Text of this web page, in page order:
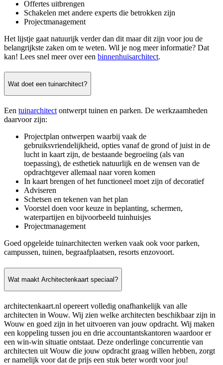
Offertes uitbrengen
Schakelen met andere experts die betrokken zijn
Projectmanagement
Het lijstje gaat natuurijk verder dan dit maar dit zijn voor jou de
belangrijkste zaken om te weten. Wil je nog meer informatie? Dat
kan! Lees snel meer over een binnenhuisarchitect.
Wat doet een tuinarchitect?
Een tuinarchitect ontwerpt tuinen en parken. De werkzaamheden
daarvoor zijn:
Projectplan ontwerpen waarbij vaak de
gebruiksvriendelijkheid, opties vanaf de grond of juist in de
lucht in kaart zijn, de bestaande begroeiing (als van
toepassing), de esthetiek natuurlijk en de wensen van de
opdrachtgever allemaal naar voren komen
In kaart brengen of het functioneel moet zijn of decoratief
Adviseren
Schetsen en tekenen van het plan
Voorstel doen voor keuze in beplanting, schermen,
waterpartijen en bijvoorbeeld tuinhuisjes
Projectmanagement
Goed opgeleide tuinarchitecten werken vaak ook voor parken,
campussen, tuinen, begraafplaatsen, resorts enzovoort.
Wat maakt Architectenkaart speciaal?
architectenkaart.nl opereert volledig onafhankelijk van alle
architecten in Wouw. Wij zien welke architecten beschikbaar zijn in
Wouw en goed zijn in het uitvoeren van jouw opdracht. Wij maken
een koppeling tussen jou en drie accountantskantoren waardoor er
een win-win situatie ontstaat. Deze onderlinge concurrentie van
architecten uit Wouw die jouw opdracht graag willen hebben, zorgt
er namelijk voor dat de prijs een stuk beter wordt voor jou!